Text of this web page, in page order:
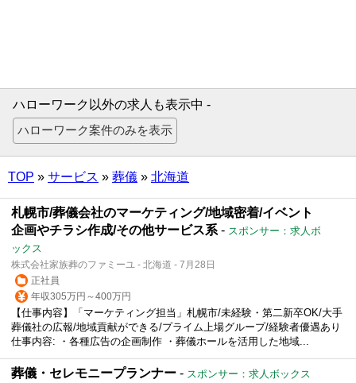
ハローワーク以外の求人も表示中 -
TOP » サービス » 葬儀 » 北海道
札幌市/葬儀会社のマーケティング/地域密着/イベント
企画やチラシ作成/その他サービス系 - スポンサー：求人ボ
ックス
株式会社家族葬のファミーユ - 北海道 - 7月28日
正社員
年収305万円～400万円
【仕事内容】「マーケティング担当」札幌市/未経験・第二新卒OK/大手
葬儀社の広報/地域貢献ができる/プライム上場グループ/経験者優遇あり
仕事内容: ・各種広告の企画制作 ・葬儀ホールを活用した地域...
葬儀・セレモニープランナー - スポンサー：求人ボックス